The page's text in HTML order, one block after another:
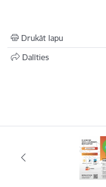
Drukāt lapu
Dalīties